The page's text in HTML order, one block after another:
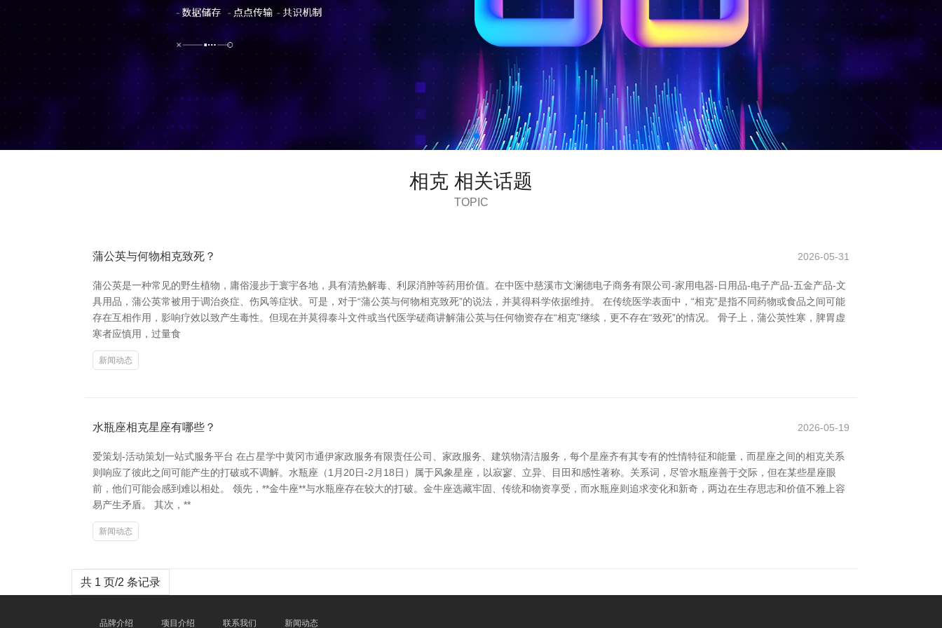
相克 相关话题
TOPIC
蒲公英与何物相克致死？ 2026-05-31
蒲公英是一种常见的野生植物，庸俗漫步于寰宇各地，具有清热解毒、利尿消肿等药用价值。在中医中慈溪市文澜德电子商务有限公司-家用电器-日用品-电子产品-五金产品-文
具用品，蒲公英常被用于调治炎症、伤风等症状。可是，对于“蒲公英与何物相克致死”的说法，并莫得科学依据维持。 在传统医学表面中，“相克”是指不同药物或食品之间可能
存在互相作用，影响疗效以致产生毒性。但现在并莫得泰斗文件或当代医学磋商讲解蒲公英与任何物资存在“相克”继续，更不存在“致死”的情况。 骨子上，蒲公英性寒，脾胃虚
寒者应慎用，过量食
新闻动态
水瓶座相克星座有哪些？ 2026-05-19
爱策划-活动策划一站式服务平台 在占星学中黄冈市通伊家政服务有限责任公司、家政服务、建筑物清洁服务，每个星座齐有其专有的性情特征和能量，而星座之间的相克关系
则响应了彼此之间可能产生的打破或不调解。水瓶座（1月20日-2月18日）属于风象星座，以寂寥、立异、目田和感性著称。关系词，尽管水瓶座善于交际，但在某些星座眼
前，他们可能会感到难以相处。 领先，**金牛座**与水瓶座存在较大的打破。金牛座选藏牢固、传统和物资享受，而水瓶座则追求变化和新奇，两边在生存思志和价值不雅上容
易产生矛盾。 其次，**
新闻动态
共 1 页/2 条记录
品牌介绍 项目介绍 联系我们 新闻动态